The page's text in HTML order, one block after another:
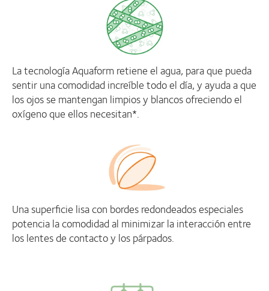
La tecnología Aquaform retiene el agua, para que pueda
sentir una comodidad increíble todo el día, y ayuda a que
los ojos se mantengan limpios y blancos ofreciendo el
oxígeno que ellos necesitan*.
Una superficie lisa con bordes redondeados especiales
potencia la comodidad al minimizar la interacción entre
los lentes de contacto y los párpados.